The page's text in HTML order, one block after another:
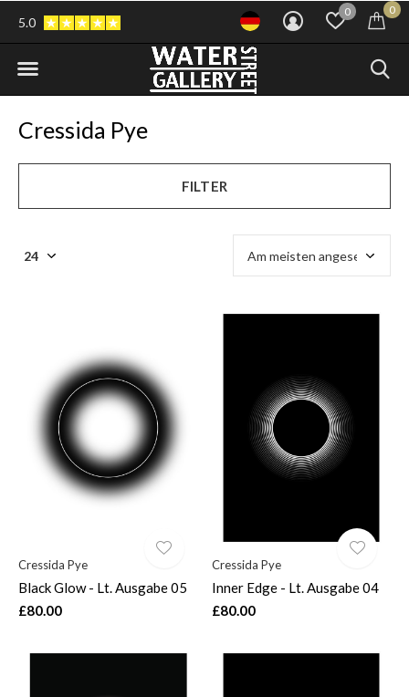
0 0
5.0
Cressida Pye
FILTER
Cressida Pye
Black Glow - Lt. Ausgabe 05
£80.00
Cressida Pye
Inner Edge - Lt. Ausgabe 04
£80.00